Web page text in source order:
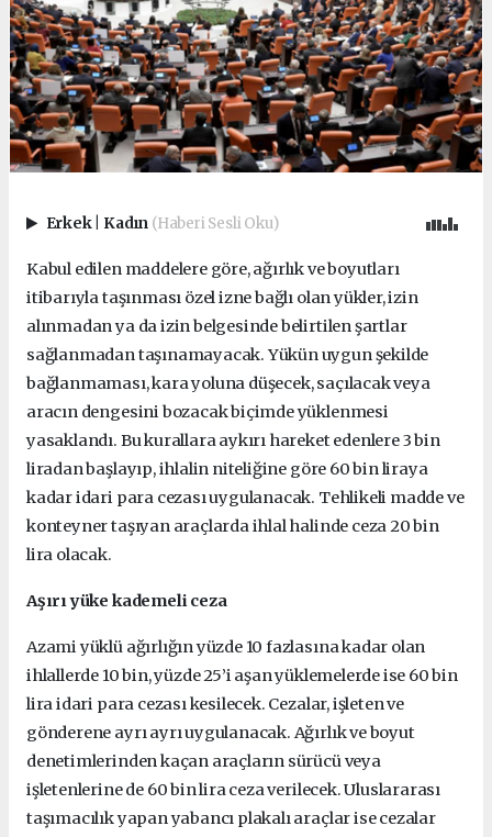
Erkek Kadın (Haberi Sesli Oku)
Kabul edilen maddelere göre, ağırlık ve boyutları
itibarıyla taşınması özel izne bağlı olan yükler, izin
alınmadan ya da izin belgesinde belirtilen şartlar
sağlanmadan taşınamayacak. Yükün uygun şekilde
bağlanmaması, kara yoluna düşecek, saçılacak veya
aracın dengesini bozacak biçimde yüklenmesi
yasaklandı. Bu kurallara aykırı hareket edenlere 3 bin
liradan başlayıp, ihlalin niteliğine göre 60 bin liraya
kadar idari para cezası uygulanacak. Tehlikeli madde ve
konteyner taşıyan araçlarda ihlal halinde ceza 20 bin
lira olacak.
Aşırı yüke kademeli ceza
Azami yüklü ağırlığın yüzde 10 fazlasına kadar olan
ihlallerde 10 bin, yüzde 25’i aşan yüklemelerde ise 60 bin
lira idari para cezası kesilecek. Cezalar, işleten ve
gönderene ayrı ayrı uygulanacak. Ağırlık ve boyut
denetimlerinden kaçan araçların sürücü veya
işletenlerine de 60 bin lira ceza verilecek. Uluslararası
taşımacılık yapan yabancı plakalı araçlar ise cezalar